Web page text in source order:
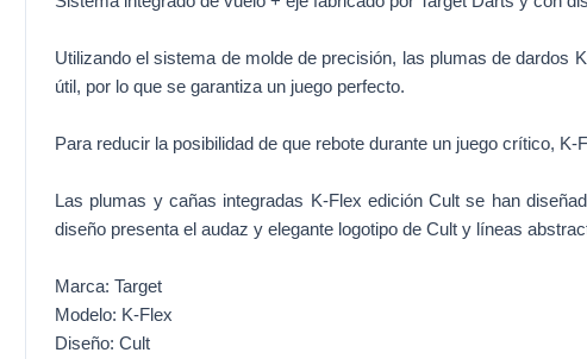
Utilizando el sistema de molde de precisión, las plumas de dardos
útil, por lo que se garantiza un juego perfecto.
Para reducir la posibilidad de que rebote durante un juego crítico,
Las plumas y cañas integradas K-Flex edición Cult se han
diseño presenta el audaz y elegante logotipo de Cult y líneas
Marca: Target
Modelo: K-Flex
Diseño: Cult